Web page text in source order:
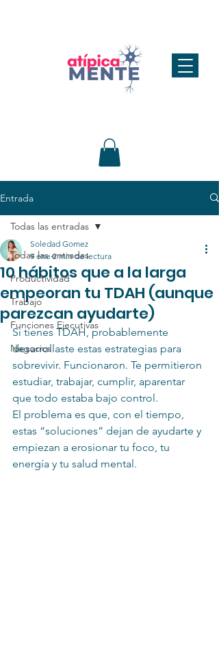
Entrada
Todas las entradas
Productividad
Trabajo
Funciones Ejecutivas
Negocios
Todas las entradas
10 hábitos que a la larga
empeoran tu TDAH (aunque
parezcan ayudarte)
Soledad Gomez
9 ene 2 min de lectura
Si tienes TDAH, probablemente
desarrollaste estas estrategias para
sobrevivir. Funcionaron. Te permitieron
estudiar, trabajar, cumplir, aparentar
que todo estaba bajo control.
El problema es que, con el tiempo,
estas “soluciones” dejan de ayudarte y
empiezan a erosionar tu foco, tu
energía y tu salud mental.